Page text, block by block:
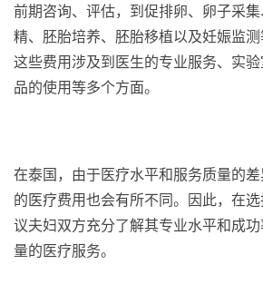
前期咨询、评估，到促排卵、卵子采
精、胚胎培养、胚胎移植以及妊娠监测
这些费用涉及到医生的专业服务、实
品的使用等多个方面。
在泰国，由于医疗水平和服务质量的
的医疗费用也会有所不同。因此，在
议夫妇双方充分了解其专业水平和成
量的医疗服务。